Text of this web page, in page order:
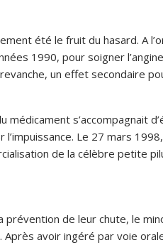
été le fruit du hasard. A
1990, pour soigner
un effet secondaire
s’accompagnait
Le 27 mars 1998,
de la célèbre petite
prévention de leur chute, le
avoir ingéré par voie